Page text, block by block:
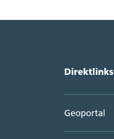
Direktlinks
Geoportal